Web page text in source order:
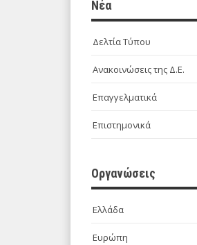
Νέα
Δελτία Τύπου
Ανακοινώσεις της Δ.Ε.
Επαγγελματικά
Επιστημονικά
Οργανώσεις
Ελλάδα
Ευρώπη